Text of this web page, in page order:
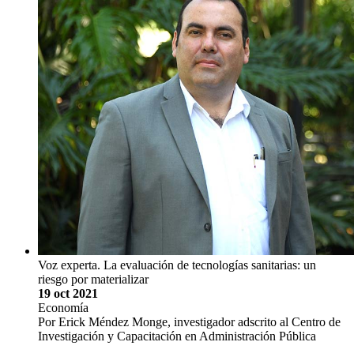
Voz experta. La evaluación de tecnologías sanitarias: un
riesgo por materializar
19 oct 2021
Economía
Por Erick Méndez Monge, investigador adscrito al Centro de
Investigación y Capacitación en Administración Pública